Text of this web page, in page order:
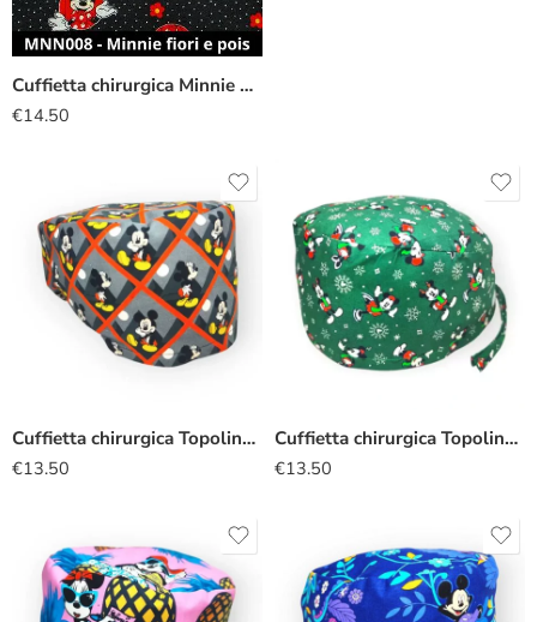
Cuffietta chirurgica Minnie pois nero
€14.50
Cuffietta chirurgica Topolino grigio
€13.50
Cuffietta chirurgica Topolino natalizio verde
€13.50